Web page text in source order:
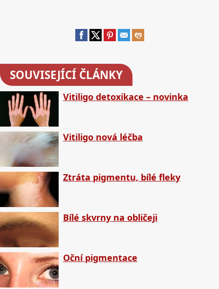
SOUVISEJÍCÍ ČLÁNKY
Vitiligo detoxikace – novinka
Vitiligo nová léčba
Ztráta pigmentu, bílé fleky
Bílé skvrny na obličeji
Oční pigmentace